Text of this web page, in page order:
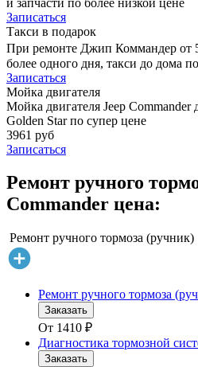
Записаться
Такси в подарок
При ремонте Джип Коммандер от
более одного дня, такси до дома
Записаться
Мойка двигателя
Мойка двигателя Jeep Commander
Golden Star по супер цене
3961 руб
Записаться
Ремонт ручного
Commander цена:
Ремонт ручного тормоза (ручник)
Ремонт ручного тормоза
Заказать
От 1410 ₽
Диагностика тормозной
Заказать